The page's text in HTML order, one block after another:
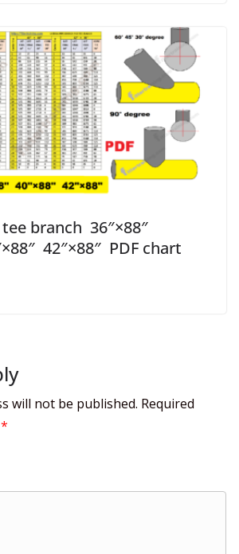
branch 36″×88″
42″×88″ PDF chart
will not be published. Required
*